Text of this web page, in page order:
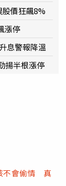
價狂飆8%
漲停
息警報降溫
揚半根漲停
不會偷情 真